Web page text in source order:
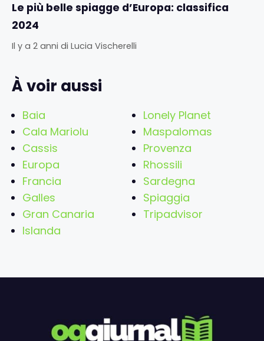
Le più belle spiagge d’Europa: classifica
2024
Il y a 2 anni di Lucia Vischerelli
À voir aussi
Baia
Cala Mariolu
Cassis
Europa
Francia
Galles
Gran Canaria
Islanda
Lonely Planet
Maspalomas
Provenza
Rhossili
Sardegna
Spiaggia
Tripadvisor